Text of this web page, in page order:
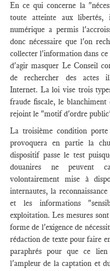
En ce qui concerne la
toute atteinte aux
numérique a permis
donc nécessaire que l'on
collecter l'information dans
d'agir masquer Le Conseil
de rechercher des actes
Internet. La loi vise trois
fraude fiscale, le
rejoint le "motif d'ordre
La troisième condition
provoquera en partie la
dispositif passe le test
douanires ne peuvent
volontairement mise à
internautes, la
et les informations
exploitation. Les mesures
forme de l'exigence de
rédaction de texte pour faire
paraphrés pour que ce lien
l'ampleur de la captation et